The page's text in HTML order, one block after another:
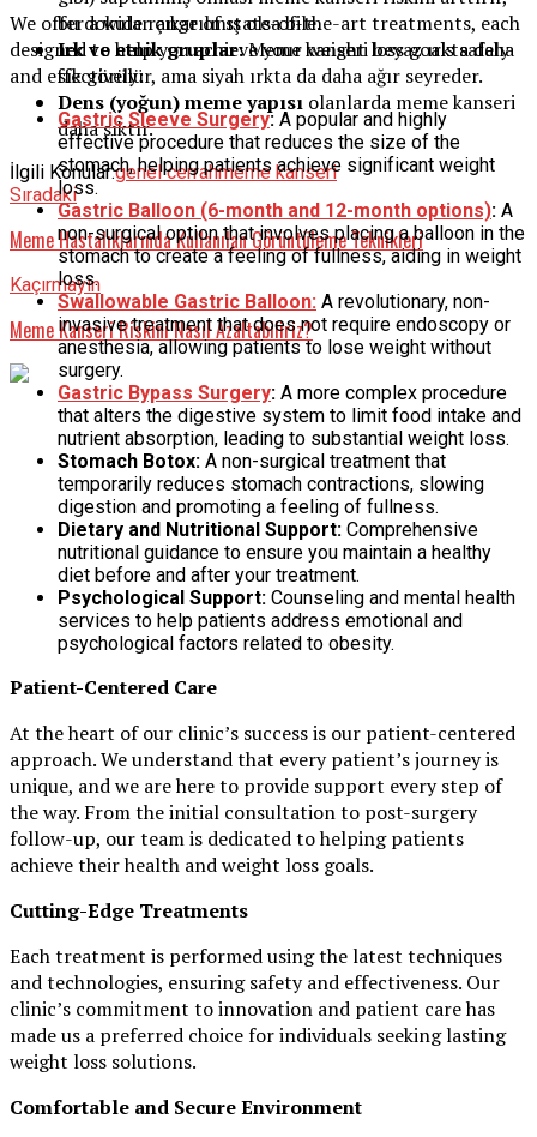
bu dokular çıkarılmış olsa bile.
Irk ve etnik gruplar:Meme kanseri beyaz ırkta daha
sık görülür, ama siyah ırkta da daha ağır seyreder.
Dens (yoğun) meme yapısı olanlarda meme kanseri
daha sıktır.
İlgili Konular:genel cerrahmeme kanseri
Sıradaki
Meme Hastalıklarında Kullanılan Görüntüleme Teknikleri
Kaçırmayın
Meme Kanseri Riskini Nasıl Azaltabiliriz?
We offer a wide range of state-of-the-art treatments, each
designed to help you achieve your weight loss goals safely
and effectively:
Gastric Sleeve Surgery: A popular and highly
effective procedure that reduces the size of the
stomach, helping patients achieve significant weight
loss.
Gastric Balloon (6-month and 12-month options): A
non-surgical option that involves placing a balloon in the
stomach to create a feeling of fullness, aiding in weight
loss.
Swallowable Gastric Balloon: A revolutionary, non-
invasive treatment that does not require endoscopy or
anesthesia, allowing patients to lose weight without
surgery.
Gastric Bypass Surgery: A more complex procedure
that alters the digestive system to limit food intake and
nutrient absorption, leading to substantial weight loss.
Stomach Botox: A non-surgical treatment that
temporarily reduces stomach contractions, slowing
digestion and promoting a feeling of fullness.
Dietary and Nutritional Support: Comprehensive
nutritional guidance to ensure you maintain a healthy
diet before and after your treatment.
Psychological Support: Counseling and mental health
services to help patients address emotional and
psychological factors related to obesity.
Patient-Centered Care
At the heart of our clinic’s success is our patient-centered
approach. We understand that every patient’s journey is
unique, and we are here to provide support every step of
the way. From the initial consultation to post-surgery
follow-up, our team is dedicated to helping patients
achieve their health and weight loss goals.
Cutting-Edge Treatments
Each treatment is performed using the latest techniques
and technologies, ensuring safety and effectiveness. Our
clinic’s commitment to innovation and patient care has
made us a preferred choice for individuals seeking lasting
weight loss solutions.
Comfortable and Secure Environment